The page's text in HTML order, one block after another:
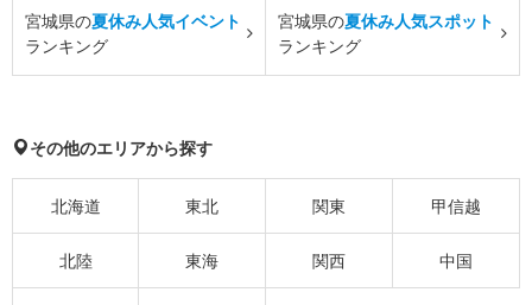
宮城県の夏休み人気イベント
ランキング
宮城県の夏休み人気スポット
ランキング
その他のエリアから探す
北海道 東北 関東 甲信越
北陸 東海 関西 中国